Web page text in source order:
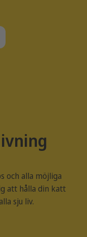
och alla möjliga
att hålla din katt
sju liv.